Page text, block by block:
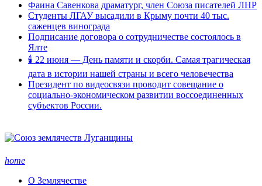
Фаина Савенкова драматург, член Союза писателей ЛНР
Студенты ЛГАУ высадили в Крыму почти 40 тыс.
саженцев винограда
Подписание договора о сотрудничестве состоялось в
Ялте
🕯 22 июня — День памяти и скорби. Самая трагическая
дата в истории нашей страны и всего человечества
Президент по видеосвязи проводит совещание о
социально-экономическом развитии воссоединенных
субъектов России.
home
О Землячестве